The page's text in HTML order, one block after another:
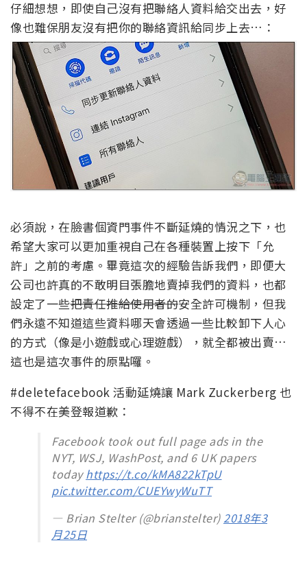
仔細想想，即使自己沒有把聯絡人資料給交出去，好
像也難保朋友沒有把你的聯絡資訊給同步上去…：
必須說，在臉書個資門事件不斷延燒的情況之下，也
希望大家可以更加重視自己在各種裝置上按下「允
許」之前的考慮。畢竟這次的經驗告訴我們，即便大
公司也許真的不敢明目張膽地賣掉我們的資料，也都
設定了一些把責任推給使用者的安全許可機制，但我
們永遠不知道這些資料哪天會透過一些比較卸下人心
的方式（像是小遊戲或心理遊戲），就全都被出賣…
這也是這次事件的原點囉。
#deletefacebook 活動延燒讓 Mark Zuckerberg 也
不得不在美登報道歉：
Facebook took out full page ads in the
NYT, WSJ, WashPost, and 6 UK papers
todayhttps://t.co/kMA822kTpU
pic.twitter.com/CUEYwyWuTT
— Brian Stelter (@brianstelter)2018年3
月25日